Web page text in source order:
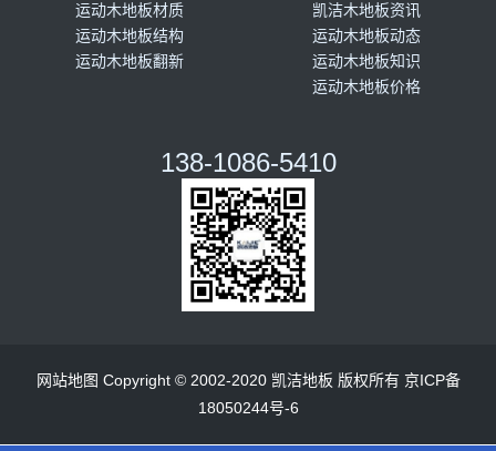
运动木地板材质
运动木地板结构
运动木地板翻新
凯洁木地板资讯
运动木地板动态
运动木地板知识
运动木地板价格
138-1086-5410
网站地图 Copyright © 2002-2020 凯洁地板 版权所有 京ICP备
18050244号-6